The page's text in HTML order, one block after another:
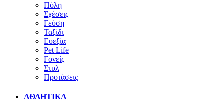
Πόλη
Σχέσεις
Γεύση
Ταξίδι
Ευεξία
Pet Life
Γονείς
Στυλ
Προτάσεις
ΑΘΛΗΤΙΚΑ